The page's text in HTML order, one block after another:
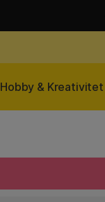
Hobby & Kreativitet